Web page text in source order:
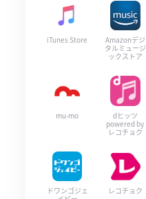
iTunes Store
Amazonデジ
タルミュージ
ックストア
mu-mo
dヒッツ
powered by
レコチョク
ドワンゴジェ
レコチョク